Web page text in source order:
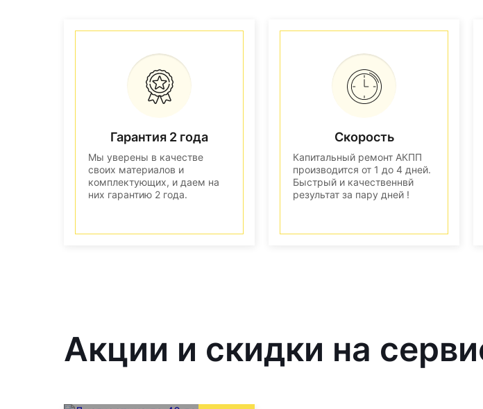
Гарантия 2 года
Мы уверены в качестве
своих материалов и
комплектующих, и даем на
них гарантию 2 года.
Скорость
Капитальный ремонт АКПП
производится от 1 до 4 дней.
Быстрый и качественнвй
результат за пару дней !
Акции и скидки на